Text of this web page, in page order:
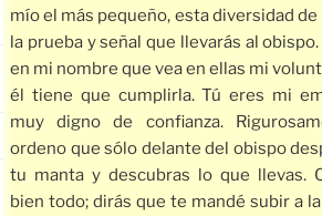
mío el más pequeño, esta diversidad de
la prueba y señal que llevarás al
en mi nombre que vea en ellas mi
él tiene que cumplirla. Tú eres mi
muy digno de confianza.
ordeno que sólo delante del obispo
tu manta y descubras lo que llevas.
bien todo; dirás que te mandé subir a